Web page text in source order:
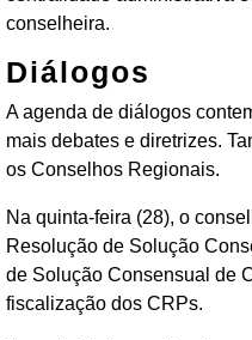
conselheira.
Diálogos
A agenda de diálogos
mais debates e diretrizes.
os Conselhos Regionais.
Na quinta-feira (28), o
Resolução de Solução
de Solução Consensual de
fiscalização dos CRPs.